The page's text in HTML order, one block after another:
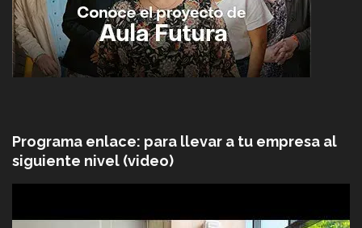
Programa enlace: para llevar a tu empresa al
siguiente nivel (video)